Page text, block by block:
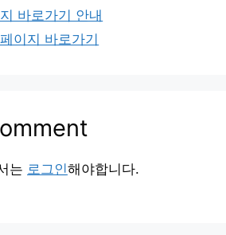
바로가기 안내
이지 바로가기
는 로그인해야합니다.